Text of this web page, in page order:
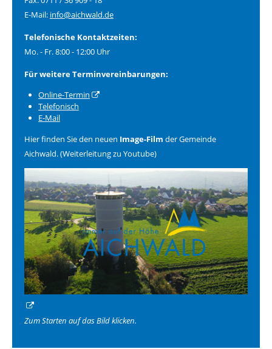
E-Mail: info@aichwald.de
Telefonische Kontaktzeiten:
Mo. - Fr. 8:00 - 12:00 Uhr
Für weitere Terminvereinbarungen:
Online-Termin
Telefonisch
E-Mail
Hier finden Sie den neuen Image-Film der Gemeinde
Aichwald. (Weiterleitung zu Youtube)
Zum Starten auf das Bild klicken.